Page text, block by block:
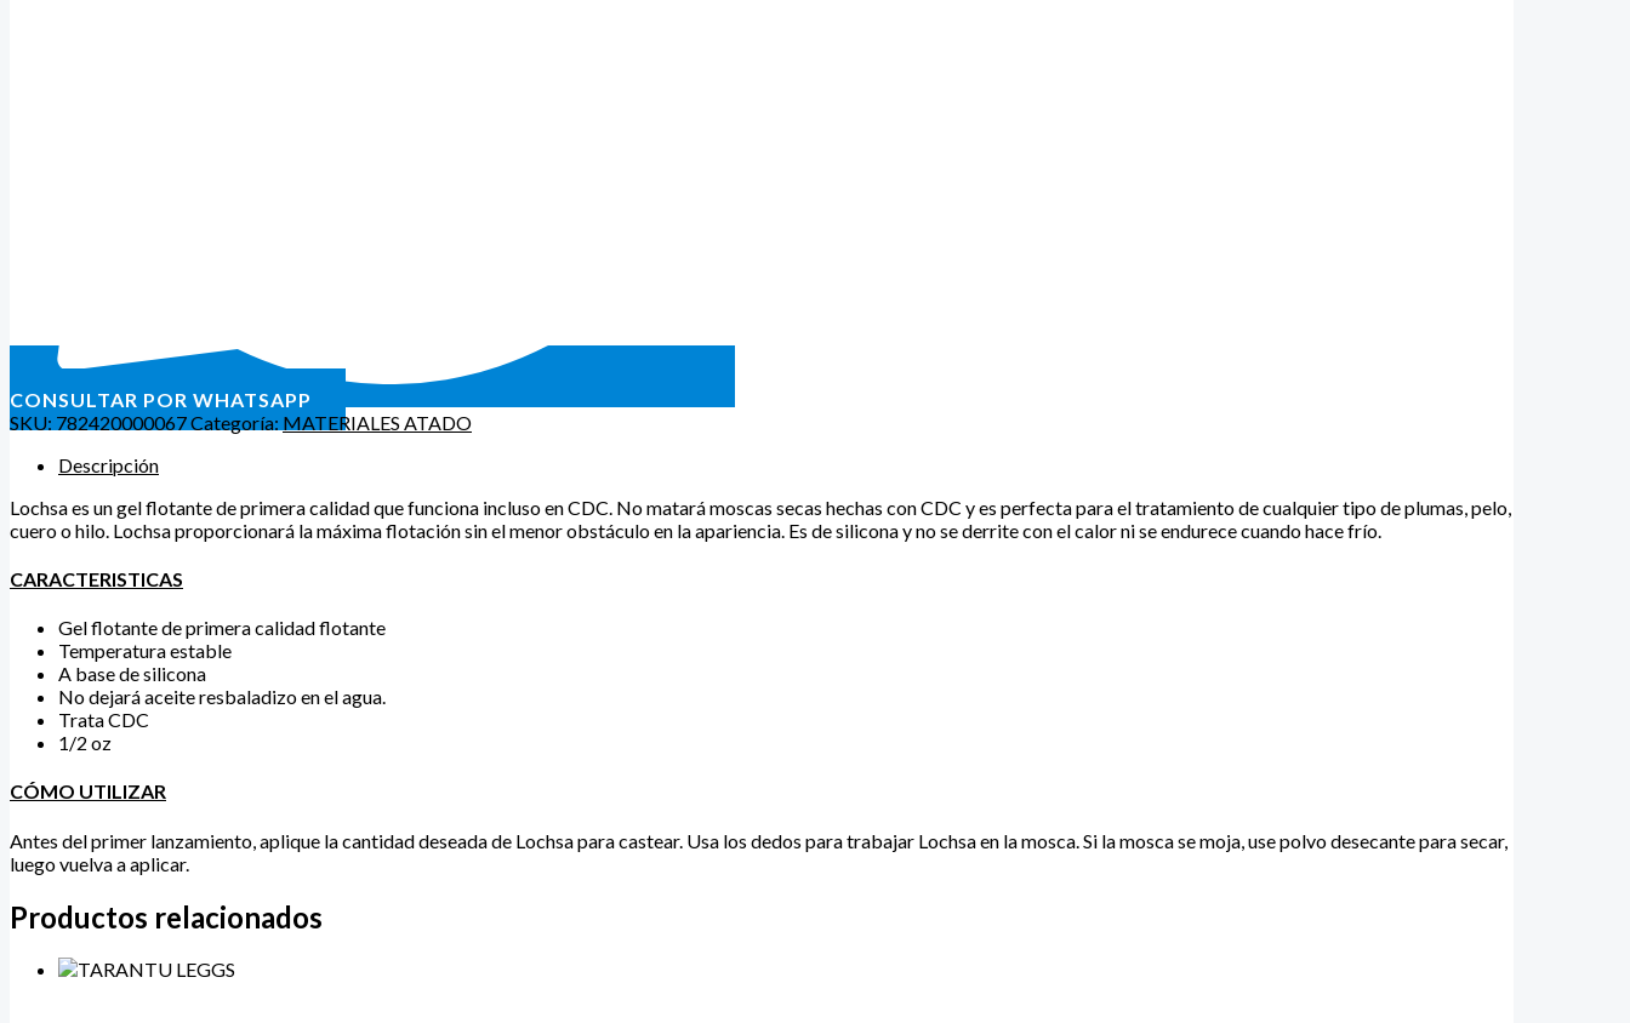
CONSULTAR POR WHATSAPP
SKU: 782420000067Categoría: MATERIALES ATADO
Descripción
Lochsa es un gel flotante de primera calidad que funciona incluso en CDC. No matará moscas secas hechas con CDC y es perfecta para el tratamiento de cualquier tipo de plumas, pelo,
cuero o hilo. Lochsa proporcionará la máxima flotación sin el menor obstáculo en la apariencia. Es de silicona y no se derrite con el calor ni se endurece cuando hace frío.
CARACTERISTICAS
Gel flotante de primera calidad flotante
Temperatura estable
A base de silicona
No dejará aceite resbaladizo en el agua.
Trata CDC
1/2 oz
CÓMO UTILIZAR
Antes del primer lanzamiento, aplique la cantidad deseada de Lochsa para castear. Usa los dedos para trabajar Lochsa en la mosca. Si la mosca se moja, use polvo desecante para secar,
luego vuelva a aplicar.
Productos relacionados